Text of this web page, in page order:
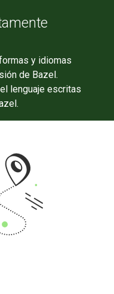
y idiomas
de Bazel.
lenguaje escritas